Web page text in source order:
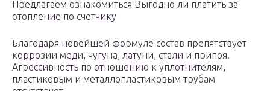
Предлагаем ознакомиться Выгодно ли платить за
отопление по счетчику
Благодаря новейшей формуле состав препятствует
коррозии меди, чугуна, латуни, стали и припоя.
Агрессивность по отношению к уплотнителям,
пластиковым и металлопластиковым трубам